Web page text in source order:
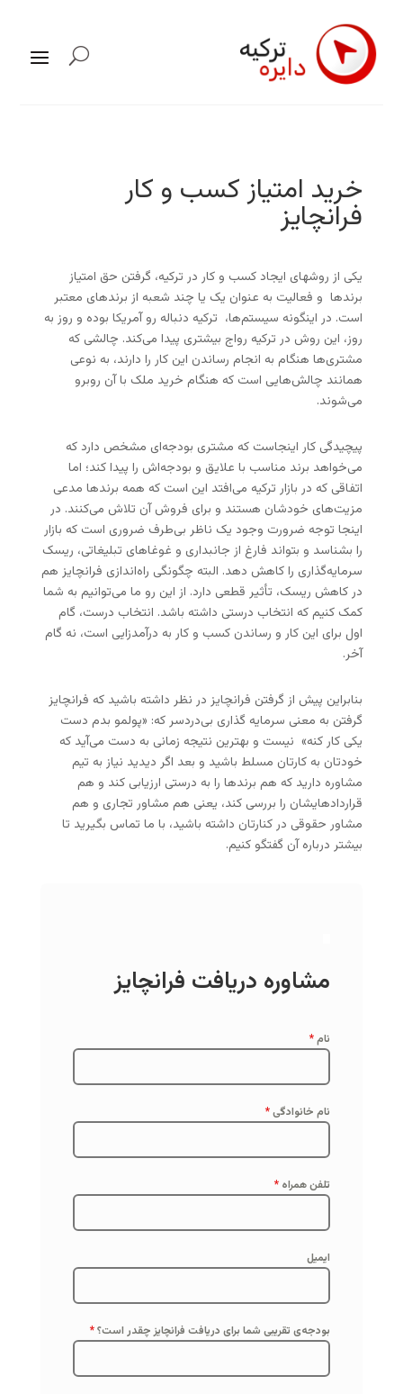
خرید امتیاز کسب و کار
فرانچایز
یکی از روشهای ایجاد کسب و کار در ترکیه، گرفتن حق امتیاز
برندها و فعالیت به عنوان یک یا چند شعبه از برندهای معتبر
است. در اینگونه سیستم‌ها، ترکیه دنباله رو آمریکا بوده و روز به
روز، این روش در ترکیه رواج بیشتری پیدا می‌کند. چالشی که
مشتری‌ها هنگام به انجام رساندن این کار را دارند، به نوعی
همانند چالش‌هایی است که هنگام خرید ملک با آن روبرو
می‌شوند.
پیچیدگی کار اینجاست که مشتری بودجه‌ای مشخص دارد که
می‌خواهد برند مناسب با علایق و بودجه‌اش را پیدا کند؛ اما
اتفاقی که در بازار ترکیه می‌افتد این است که همه برندها مدعی
مزیت‌های خودشان هستند و برای فروش آن تلاش می‌کنند. در
اینجا توجه ضرورت وجود یک ناظر بی‌طرف ضروری است که بازار
را بشناسد و بتواند فارغ از جانبداری و غوغاهای تبلیغاتی، ریسک
سرمایه‌گذاری را کاهش دهد. البته چگونگی راه‌اندازی فرانچایز هم
در کاهش ریسک، تأثیر قطعی دارد. از این رو ما می‌توانیم به شما
کمک کنیم که انتخاب درستی داشته باشد. انتخاب درست، گام
اول برای این کار و رساندن کسب و کار به درآمدزایی است، نه گام
آخر.
بنابراین پیش از گرفتن فرانچایز در نظر داشته باشید که فرانچایز
گرفتن به معنی سرمایه گذاری بی‌دردسر که: «پولمو بدم دست
یکی کار کنه» نیست و بهترین نتیجه زمانی به دست می‌آید که
خودتان به کارتان مسلط باشید و بعد اگر دیدید نیاز به تیم
مشاوره دارید که هم برندها را به درستی ارزیابی کند و هم
قراردادهایشان را بررسی کند، یعنی هم مشاور تجاری و هم
مشاور حقوقی در کنارتان داشته باشید، با ما تماس بگیرید تا
بیشتر درباره آن گفتگو کنیم.
مشاوره دریافت فرانچایز
نام*
نام خانوادگی*
تلفن همراه *
ایمیل
بودجه‌ی تقریبی شما برای دریافت فرانچایز چقدر است؟*